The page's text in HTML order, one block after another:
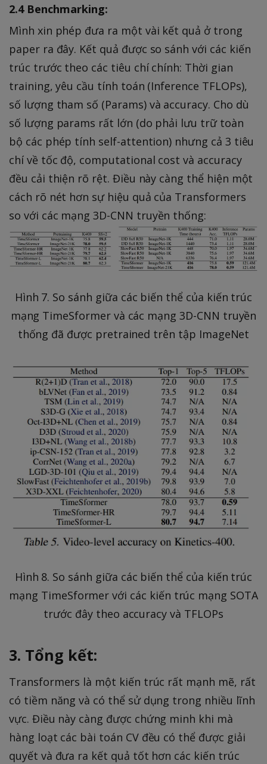
2.4 Benchmarking:
Mình xin phép đưa ra một vài kết quả ở trong
paper ra đây. Kết quả được so sánh với các kiến
trúc trước theo các tiêu chí chính: Thời gian
training, yêu cầu tính toán (Inference TFLOPs),
số lượng tham số (Params) và accuracy. Cho dù
số lượng params rất lớn (do phải lưu trữ toàn
bộ các phép tính self-attention) nhưng cả 3 tiêu
chí về tốc độ, computational cost và accuracy
đều cải thiện rõ rệt. Điều này càng thể hiện một
cách rõ nét hơn sự hiệu quả của Transformers
so với các mạng 3D-CNN truyền thống:
Hình 7. So sánh giữa các biến thể của kiến trúc
mạng TimeSformer và các mạng 3D-CNN truyền
thống đã được pretrained trên tập ImageNet
Hình 8. So sánh giữa các biến thể của kiến trúc
mạng TimeSformer với các kiến trúc mạng SOTA
trước đây theo accuracy và TFLOPs
3. Tổng kết:
Transformers là một kiến trúc rất mạnh mẽ, rất
có tiềm năng và có thể sử dụng trong nhiều lĩnh
vực. Điều này càng được chứng minh khi mà
hàng loạt các bài toán CV đều có thể được giải
quyết và đưa ra kết quả tốt hơn các kiến trúc